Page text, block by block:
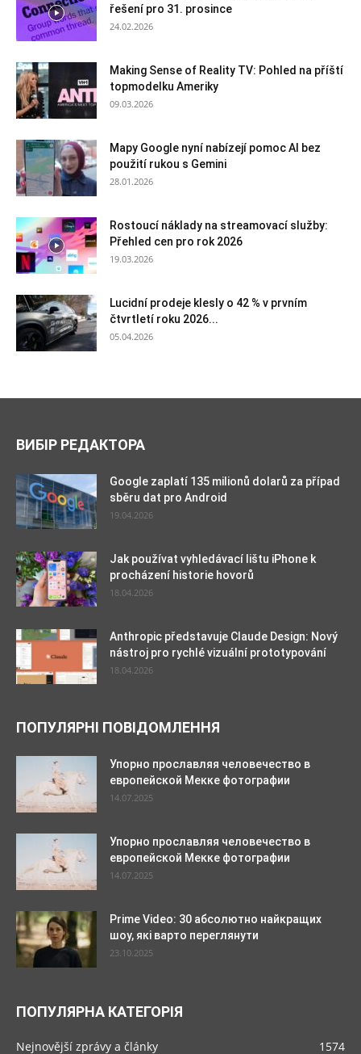
řešení pro 31. prosince
24.02.2026
Making Sense of Reality TV: Pohled na příští
topmodelku Ameriky
09.03.2026
Mapy Google nyní nabízejí pomoc AI bez
použití rukou s Gemini
28.01.2026
Rostoucí náklady na streamovací služby:
Přehled cen pro rok 2026
19.03.2026
Lucidní prodeje klesly o 42 % v prvním
čtvrtletí roku 2026...
05.04.2026
ВИБІР РЕДАКТОРА
Google zaplatí 135 milionů dolarů za případ
sběru dat pro Android
19.04.2026
Jak používat vyhledávací lištu iPhone k
procházení historie hovorů
18.04.2026
Anthropic představuje Claude Design: Nový
nástroj pro rychlé vizuální prototypování
18.04.2026
ПОПУЛЯРНІ ПОВІДОМЛЕННЯ
Упорно прославляя человечество в
европейской Мекке фотографии
14.07.2025
Упорно прославляя человечество в
европейской Мекке фотографии
14.07.2025
Prime Video: 30 абсолютно найкращих
шоу, які варто переглянути
23.10.2025
ПОПУЛЯРНА КАТЕГОРІЯ
Nejnovější zprávy a články 1574